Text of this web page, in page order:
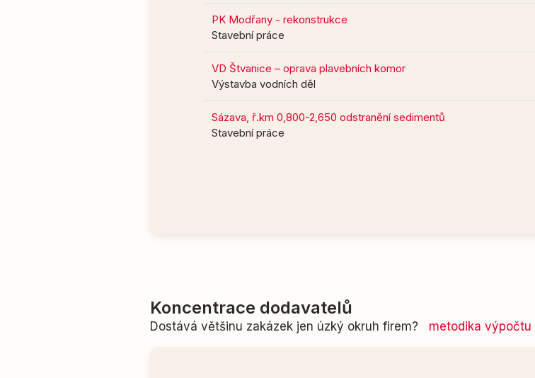
PK Modřany - rekonstrukce
Stavební práce
VD Štvanice – oprava plavebních komor
Výstavba vodních děl
Sázava, ř.km 0,800-2,650 odstranění sedimentů
Stavební práce
Koncentrace dodavatelů
Dostává většinu zakázek jen úzký okruh firem? metodika výpočtu